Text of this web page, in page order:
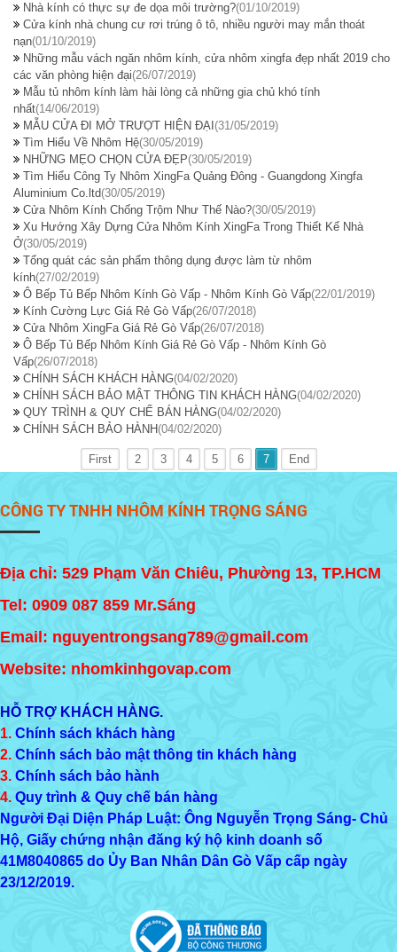
Nhà kính có thực sự đe dọa môi trường?(01/10/2019)
Cửa kính nhà chung cư rơi trúng ô tô, nhiều người may mắn thoát
nạn(01/10/2019)
Những mẫu vách ngăn nhôm kính, cửa nhôm xingfa đẹp nhất 2019 cho
các văn phòng hiện đại(26/07/2019)
Mẫu tủ nhôm kính làm hài lòng cả những gia chủ khó tính
nhất(14/06/2019)
MẪU CỬA ĐI MỞ TRƯỢT HIỆN ĐẠI (31/05/2019)
Tìm Hiểu Về Nhôm Hệ(30/05/2019)
NHỮNG MẸO CHỌN CỬA ĐẸP(30/05/2019)
Tìm Hiểu Công Ty Nhôm XingFa Quảng Đông - Guangdong Xingfa
Aluminium Co.ltd(30/05/2019)
Cửa Nhôm Kính Chống Trộm Như Thế Nào?(30/05/2019)
Xu Hướng Xây Dựng Cửa Nhôm Kính XingFa Trong Thiết Kế Nhà
Ở(30/05/2019)
Tổng quát các sản phẩm thông dụng được làm từ nhôm
kính(27/02/2019)
Ô Bếp Tủ Bếp Nhôm Kính Gò Vấp - Nhôm Kính Gò Vấp(22/01/2019)
Kính Cường Lực Giá Rẻ Gò Vấp(26/07/2018)
Cửa Nhôm XingFa Giá Rẻ Gò Vấp(26/07/2018)
Ô Bếp Tủ Bếp Nhôm Kính Giá Rẻ Gò Vấp - Nhôm Kính Gò
Vấp(26/07/2018)
CHÍNH SÁCH KHÁCH HÀNG(04/02/2020)
CHÍNH SÁCH BẢO MẬT THÔNG TIN KHÁCH HÀNG(04/02/2020)
QUY TRÌNH & QUY CHẾ BÁN HÀNG(04/02/2020)
CHÍNH SÁCH BẢO HÀNH (04/02/2020)
First 2 3 4 5 6 7 End
CÔNG TY TNHH NHÔM KÍNH TRỌNG SÁNG
Địa chỉ: 529 Phạm Văn Chiêu, Phường 13, TP.HCM
Tel: 0909 087 859 Mr.Sáng
Email: nguyentrongsang789@gmail.com
Website: nhomkinhgovap.com
HỖ TRỢ KHÁCH HÀNG.
1. Chính sách khách hàng
2. Chính sách bảo mật thông tin khách hàng
3. Chính sách bảo hành
4. Quy trình & Quy chế bán hàng
Người Đại Diện Pháp Luật: Ông Nguyễn Trọng Sáng- Chủ
Hộ, Giấy chứng nhận đăng ký hộ kinh doanh số
41M8040865 do Ủy Ban Nhân Dân Gò Vấp cấp ngày
23/12/2019.